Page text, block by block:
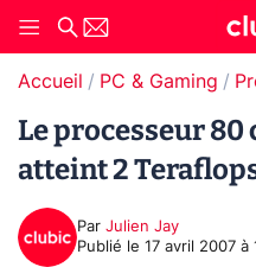
Accueil PC & Gaming
Le processeur
atteint 2
Par Julien Jay
Publié le 17 avril 2007 à